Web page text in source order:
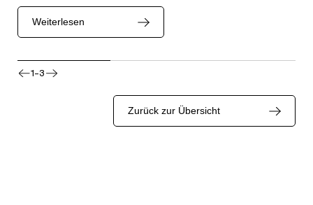
Weiterlesen
1-3
Zurück zur Übersicht